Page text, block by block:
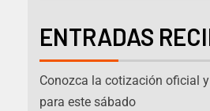
ENTRADAS
Conozca la cotización oficial
para este sábado